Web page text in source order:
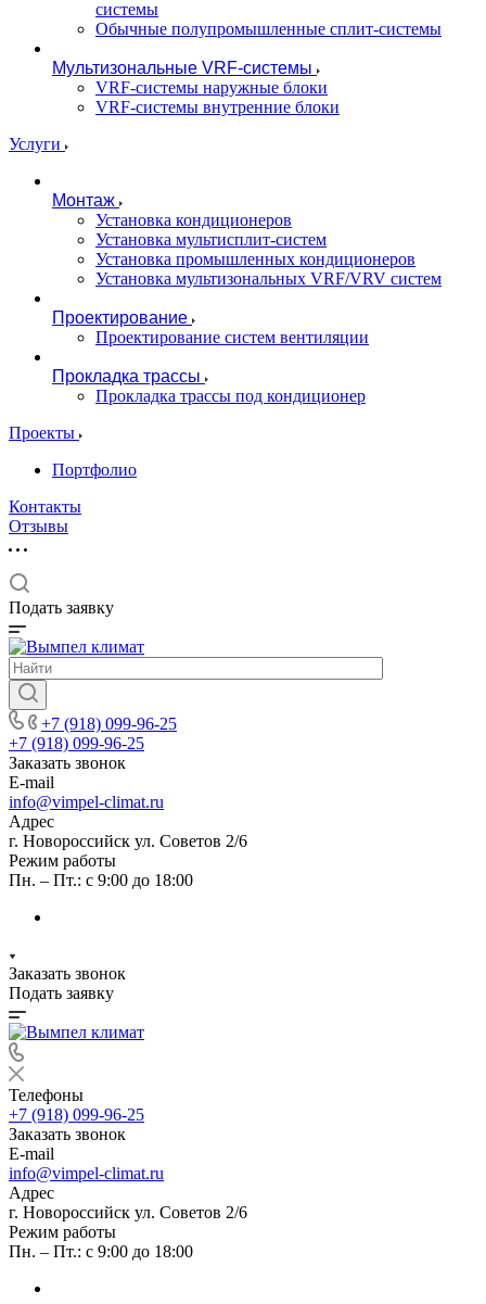
системы
Обычные полупромышленные сплит-системы
Мультизональные VRF-системы
VRF-системы наружные блоки
VRF-системы внутренние блоки
Услуги
Монтаж
Установка кондиционеров
Установка мультисплит-систем
Установка промышленных кондиционеров
Установка мультизональных VRF/VRV систем
Проектирование
Проектирование систем вентиляции
Прокладка трассы
Прокладка трассы под кондиционер
Проекты
Портфолио
Контакты
Отзывы
Подать заявку
+7 (918) 099-96-25
+7 (918) 099-96-25
Заказать звонок
E-mail
info@vimpel-climat.ru
Адрес
г. Новороссийск ул. Советов 2/6
Режим работы
Пн. – Пт.: с 9:00 до 18:00
Заказать звонок
Подать заявку
Телефоны
+7 (918) 099-96-25
Заказать звонок
E-mail
info@vimpel-climat.ru
Адрес
г. Новороссийск ул. Советов 2/6
Режим работы
Пн. – Пт.: с 9:00 до 18:00